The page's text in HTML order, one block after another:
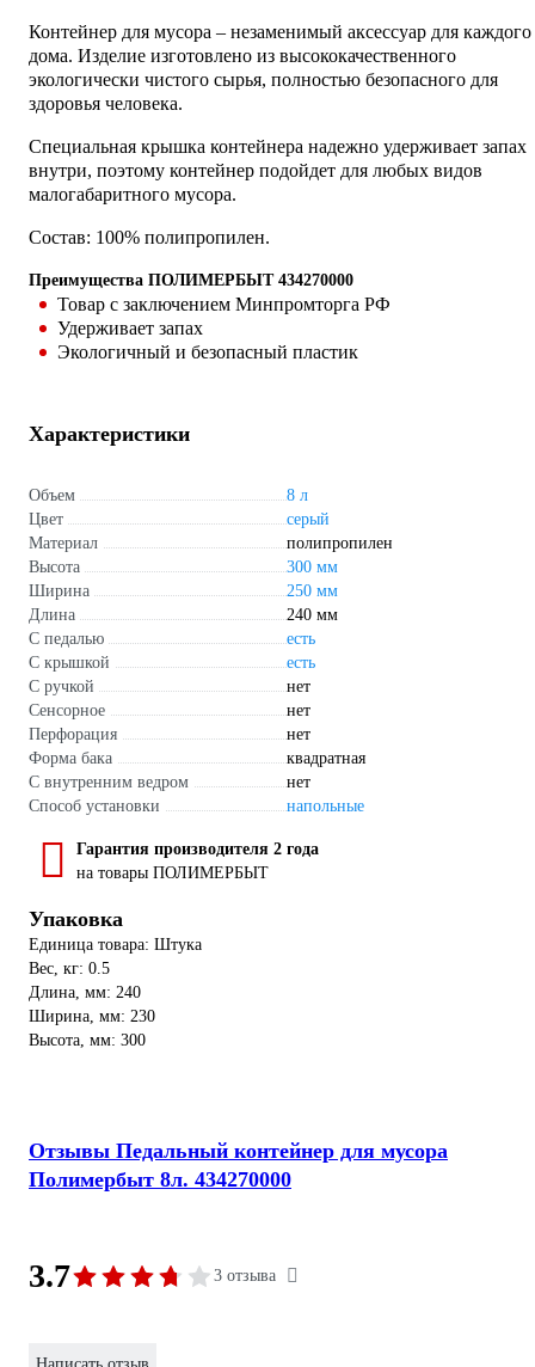
Контейнер для мусора – незаменимый аксессуар для каждого
дома. Изделие изготовлено из высококачественного
экологически чистого сырья, полностью безопасного для
здоровья человека.
Специальная крышка контейнера надежно удерживает запах
внутри, поэтому контейнер подойдет для любых видов
малогабаритного мусора.
Состав: 100% полипропилен.
Преимущества ПОЛИМЕРБЫТ 434270000
Товар с заключением Минпромторга РФ
Удерживает запах
Экологичный и безопасный пластик
Характеристики
Объем
8 л
Цвет
серый
Материал
полипропилен
Высота
300 мм
Ширина
250 мм
Длина
240 мм
С педалью
есть
С крышкой
есть
С ручкой
нет
Сенсорное
нет
Перфорация
нет
Форма бака
квадратная
С внутренним ведром
нет
Способ установки
напольные
Гарантия производителя 2 года
на товары ПОЛИМЕРБЫТ
Упаковка
Единица товара: Штука
Вес, кг: 0.5
Длина, мм: 240
Ширина, мм: 230
Высота, мм: 300
Отзывы Педальный контейнер для мусора
Полимербыт 8л. 434270000
3.7 3 отзыва
Написать отзыв